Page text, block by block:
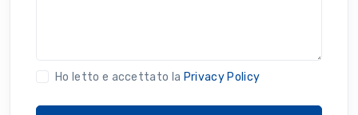
Ho letto e accettato la Privacy Policy